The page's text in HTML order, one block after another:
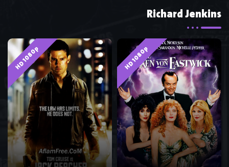
Richard Jenkins
HD 1080p
HD 1080p